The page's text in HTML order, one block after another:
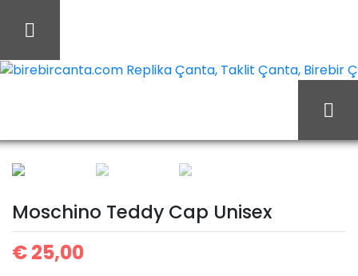
Moschino t-Shirt/tracksuit
Moschino Teddy Cap
Moschino Teddy Cap Unisex
€25,00